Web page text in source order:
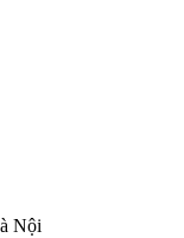
Nội